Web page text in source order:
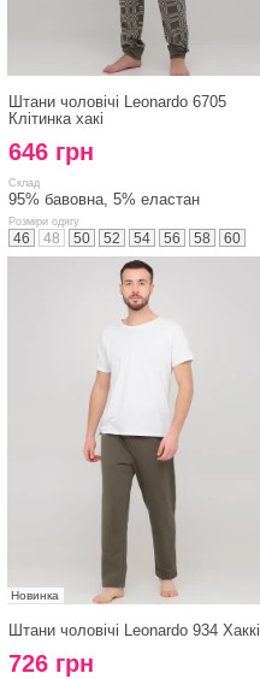
Штани чоловічі Leonardo 6705
Клітинка хакі
646 грн
Склад
95% бавовна, 5% еластан
Розміри одягу
46 48 50 52 54 56 58 60
Новинка
Штани чоловічі Leonardo 934 Хаккі
726 грн